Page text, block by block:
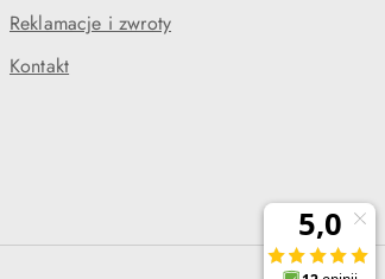
Reklamacje i zwroty
Kontakt